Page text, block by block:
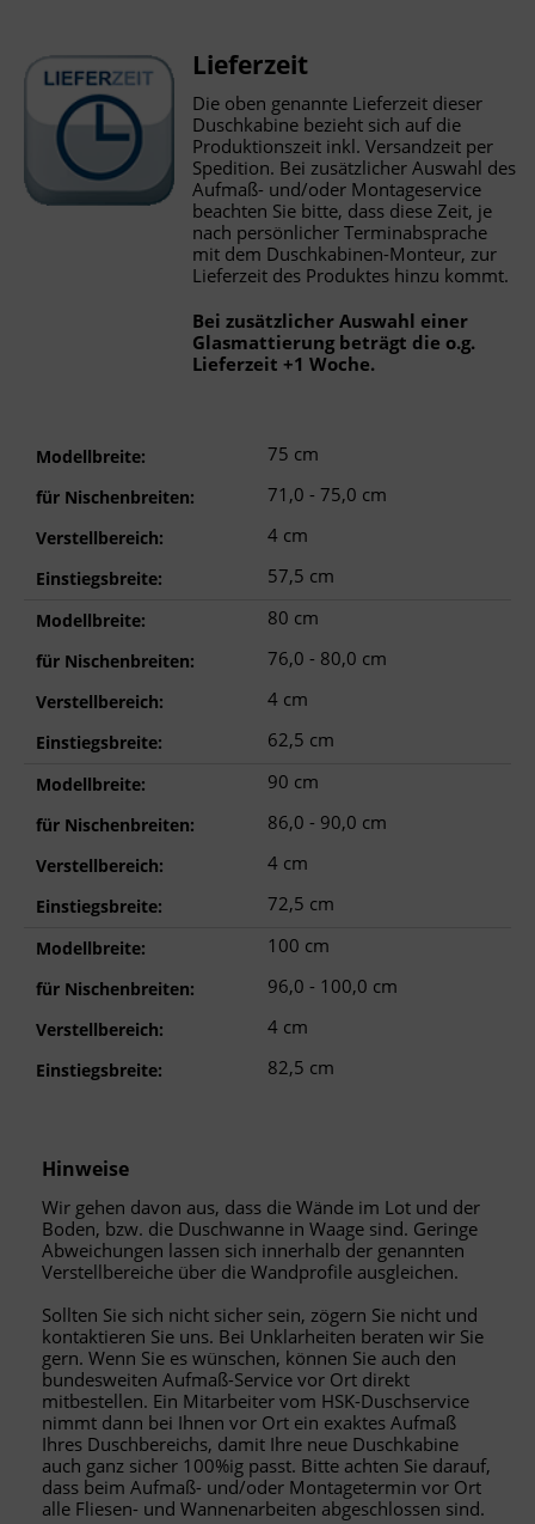
Lieferzeit
Die oben genannte Lieferzeit dieser
Duschkabine bezieht sich auf die
Produktionszeit inkl. Versandzeit per
Spedition. Bei zusätzlicher Auswahl des
Aufmaß- und/oder Montageservice
beachten Sie bitte, dass diese Zeit, je
nach persönlicher Terminabsprache
mit dem Duschkabinen-Monteur, zur
Lieferzeit des Produktes hinzu kommt.
Bei zusätzlicher Auswahl einer
Glasmattierung beträgt die o.g.
Lieferzeit +1 Woche.
Modellbreite: 75 cm
für Nischenbreiten: 71,0 - 75,0 cm
Verstellbereich: 4 cm
Einstiegsbreite: 57,5 cm
Modellbreite: 80 cm
für Nischenbreiten: 76,0 - 80,0 cm
Verstellbereich: 4 cm
Einstiegsbreite: 62,5 cm
Modellbreite: 90 cm
für Nischenbreiten: 86,0 - 90,0 cm
Verstellbereich: 4 cm
Einstiegsbreite: 72,5 cm
Modellbreite: 100 cm
für Nischenbreiten: 96,0 - 100,0 cm
Verstellbereich: 4 cm
Einstiegsbreite: 82,5 cm
Hinweise
Wir gehen davon aus, dass die Wände im Lot und der
Boden, bzw. die Duschwanne in Waage sind. Geringe
Abweichungen lassen sich innerhalb der genannten
Verstellbereiche über die Wandprofile ausgleichen.
Sollten Sie sich nicht sicher sein, zögern Sie nicht und
kontaktieren Sie uns. Bei Unklarheiten beraten wir Sie
gern. Wenn Sie es wünschen, können Sie auch den
bundesweiten Aufmaß-Service vor Ort direkt
mitbestellen. Ein Mitarbeiter vom HSK-Duschservice
nimmt dann bei Ihnen vor Ort ein exaktes Aufmaß
Ihres Duschbereichs, damit Ihre neue Duschkabine
auch ganz sicher 100%ig passt. Bitte achten Sie darauf,
dass beim Aufmaß- und/oder Montagetermin vor Ort
alle Fliesen- und Wannenarbeiten abgeschlossen sind.